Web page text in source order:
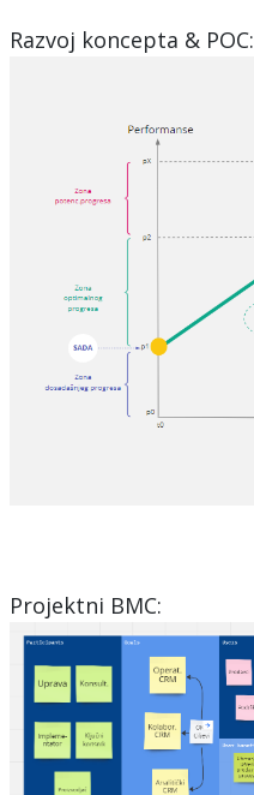
Razvoj koncepta & POC:
Projektni BMC: